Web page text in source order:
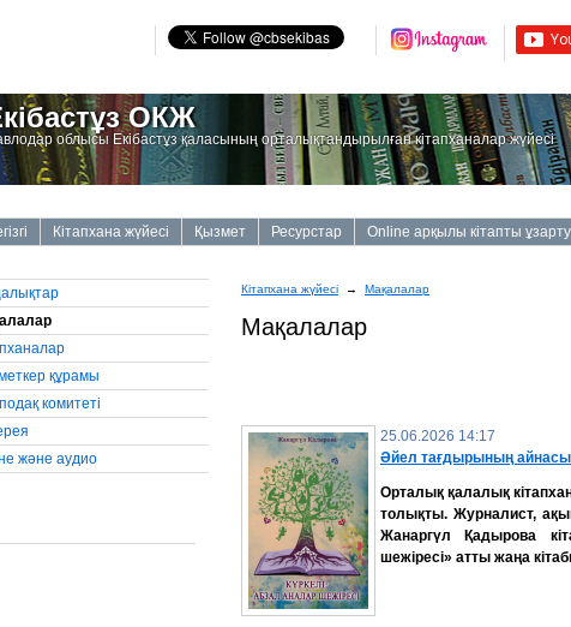
ОКЖ
облысы Екібастұз қаласының орталықтандырылған кітапханалар жүйесі
Кітапхана жүйесі Қызмет Ресурстар Online арқылы кітапты ұзарту
құрамы
комитеті
және аудио
Кітапхана жүйесі → Мақалалар
Мақалалар
25.06.2026 14:17
Әйел тағдырының айнасы
Орталық қалалық
толықты.Журналист,
Жанаргүл Қадырова
шежіресі» атты жаңа